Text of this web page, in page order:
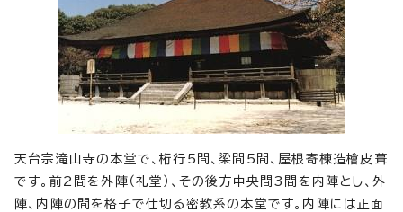
天台宗滝山寺の本堂で、桁行5間、梁間5間、屋根寄棟造檜皮葺
です。前2間を外陣（礼堂）、その後方中央間3間を内陣とし、外
陣、内陣の間を格子で仕切る密教系の本堂です。内陣には正面